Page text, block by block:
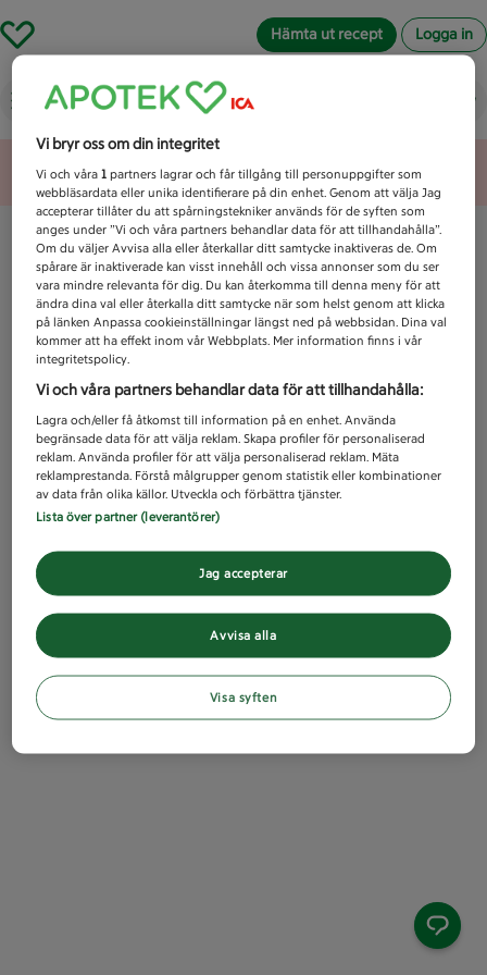
Hämta ut recept Logga in
Vad letar du efter idag?
Unknown error
Vi bryr oss om din integritet
Vi och våra1 partners lagrar och får tillgång till personuppgifter som
webbläsardata eller unika identifierare på din enhet. Genom att välja Jag
accepterar tillåter du att spårningstekniker används för de syften som
anges under ”Vi och våra partners behandlar data för att tillhandahålla”.
Om du väljer Avvisa alla eller återkallar ditt samtycke inaktiveras de. Om
spårare är inaktiverade kan visst innehåll och vissa annonser som du ser
vara mindre relevanta för dig. Du kan återkomma till denna meny för att
ändra dina val eller återkalla ditt samtycke när som helst genom att klicka
på länken Anpassa cookieinställningar längst ned på webbsidan. Dina val
kommer att ha effekt inom vår Webbplats. Mer information finns i vår
integritetspolicy.
Vi och våra partners behandlar data för att tillhandahålla:
Lagra och/eller få åtkomst till information på en enhet. Använda
begränsade data för att välja reklam. Skapa profiler för personaliserad
reklam. Använda profiler för att välja personaliserad reklam. Mäta
reklamprestanda. Förstå målgrupper genom statistik eller kombinationer
av data från olika källor. Utveckla och förbättra tjänster.
Lista över partner (leverantörer)
Avvisa alla
Jag accepterar
Visa syften